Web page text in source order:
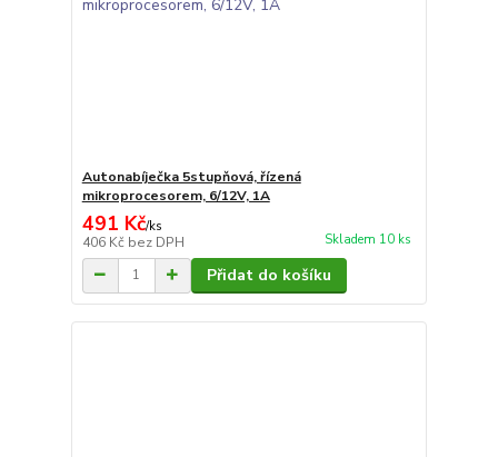
Autonabíječka 5stupňová, řízená
mikroprocesorem, 6/12V, 1A
491 Kč/ks
406 Kč bez DPH Skladem 10 ks
Přidat do košíku